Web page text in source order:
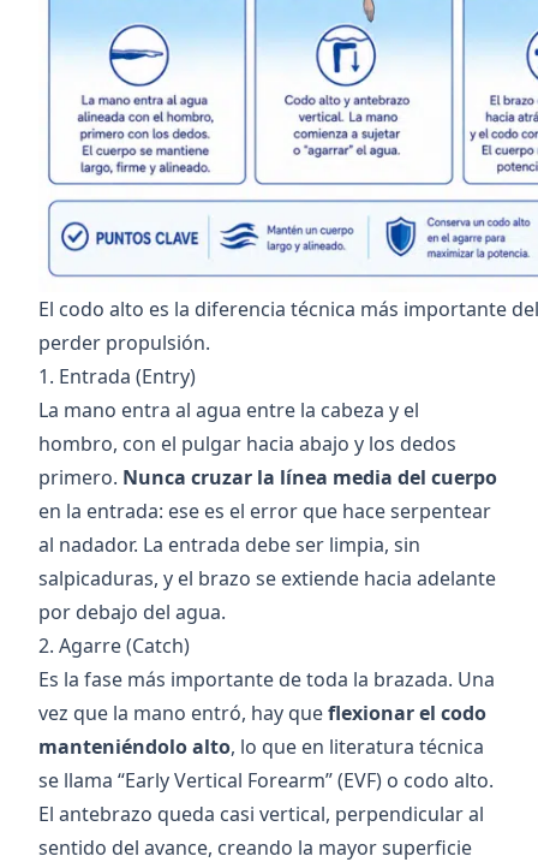
El codo alto es la diferencia técnica más importante
perder propulsión.
1. Entrada (Entry)
La mano entra al agua entre la cabeza y el
hombro, con el pulgar hacia abajo y los dedos
primero. Nunca cruzar la línea media del cuerpo
en la entrada: ese es el error que hace serpentear
al nadador. La entrada debe ser limpia, sin
salpicaduras, y el brazo se extiende hacia adelante
por debajo del agua.
2. Agarre (Catch)
Es la fase más importante de toda la brazada. Una
vez que la mano entró, hay queflexionar el codo
manteniéndolo alto, lo que en literatura técnica
se llama “Early Vertical Forearm” (EVF) o codo alto.
El antebrazo queda casi vertical, perpendicular al
sentido del avance, creando la mayor superficie